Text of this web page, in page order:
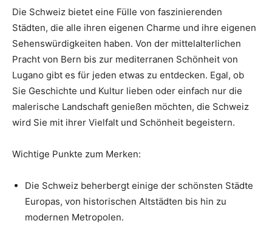
Die Schweiz bietet eine Fülle von faszinierenden
Städten, die alle ihren eigenen Charme und ihre eigenen
Sehenswürdigkeiten haben. Von der mittelalterlichen
Pracht von Bern bis zur mediterranen Schönheit von
Lugano gibt es für jeden etwas zu entdecken. Egal, ob
Sie Geschichte und Kultur lieben oder einfach nur die
malerische Landschaft genießen möchten, die Schweiz
wird Sie mit ihrer Vielfalt und Schönheit begeistern.
Wichtige Punkte zum Merken:
Die Schweiz beherbergt einige der schönsten Städte
Europas, von historischen Altstädten bis hin zu
modernen Metropolen.